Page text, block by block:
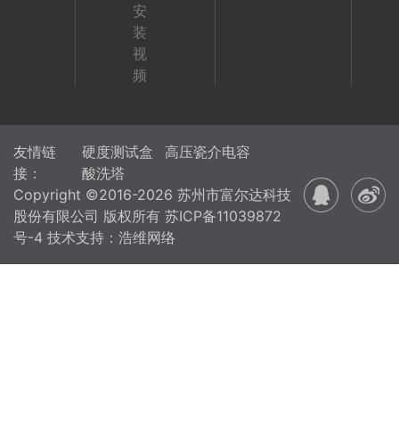
安
装
视
频
友情链
接：
硬度测试盒
高压瓷介电容
酸洗塔
Copyright ©2016-2026 苏州市富尔达科技
股份有限公司 版权所有 苏ICP备11039872
号-4 技术支持：浩维网络